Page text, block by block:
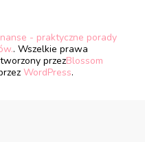
- praktyczne porady
. Wszelkie prawa
przezBlossom
WordPress.